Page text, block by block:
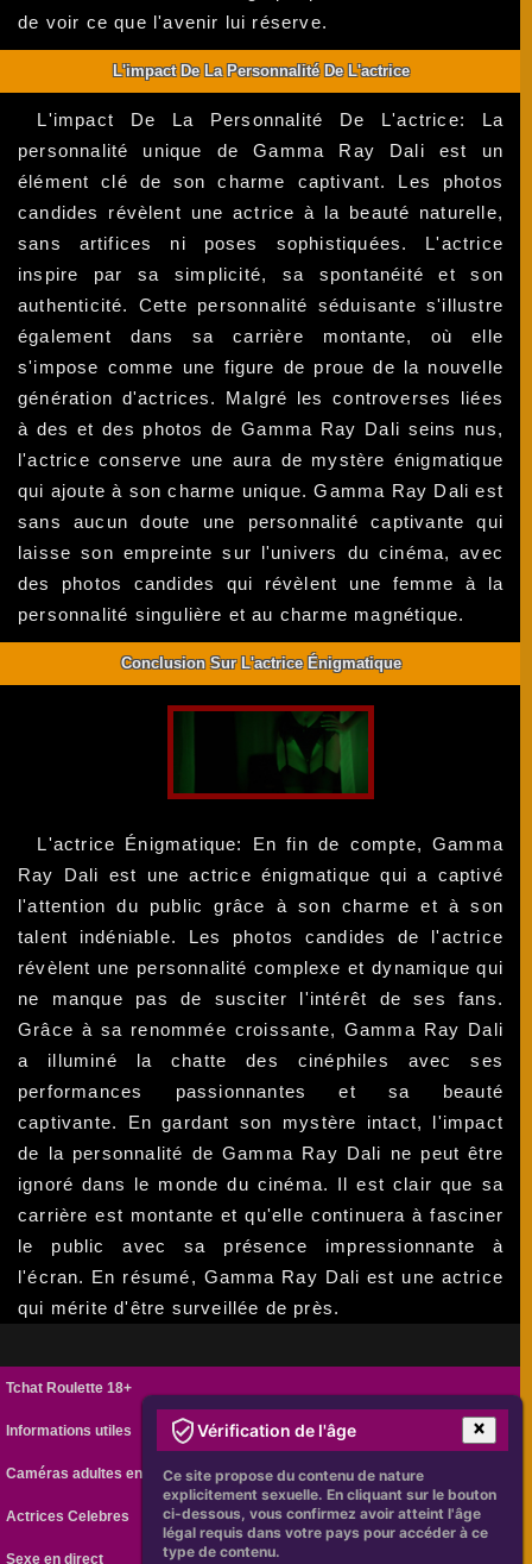
de voir ce que l'avenir lui réserve.
L'impact De La Personnalité De L'actrice
L'impact De La Personnalité De L'actrice: La
personnalité unique de Gamma Ray Dali est un
élément clé de son charme captivant. Les photos
candides révèlent une actrice à la beauté naturelle,
sans artifices ni poses sophistiquées. L'actrice
inspire par sa simplicité, sa spontanéité et son
authenticité. Cette personnalité séduisante s'illustre
également dans sa carrière montante, où elle
s'impose comme une figure de proue de la nouvelle
génération d'actrices. Malgré les controverses liées
à des et des photos de Gamma Ray Dali seins nus,
l'actrice conserve une aura de mystère énigmatique
qui ajoute à son charme unique. Gamma Ray Dali est
sans aucun doute une personnalité captivante qui
laisse son empreinte sur l'univers du cinéma, avec
des photos candides qui révèlent une femme à la
personnalité singulière et au charme magnétique.
Conclusion Sur L'actrice Énigmatique
L'actrice Énigmatique: En fin de compte, Gamma
Ray Dali est une actrice énigmatique qui a captivé
l'attention du public grâce à son charme et à son
talent indéniable. Les photos candides de l'actrice
révèlent une personnalité complexe et dynamique qui
ne manque pas de susciter l'intérêt de ses fans.
Grâce à sa renommée croissante, Gamma Ray Dali
a illuminé la chatte des cinéphiles avec ses
performances passionnantes et sa beauté
captivante. En gardant son mystère intact, l'impact
de la personnalité de Gamma Ray Dali ne peut être
ignoré dans le monde du cinéma. Il est clair que sa
carrière est montante et qu'elle continuera à fasciner
le public avec sa présence impressionnante à
l'écran. En résumé, Gamma Ray Dali est une actrice
qui mérite d'être surveillée de près.
Tchat Roulette 18+
Informations utiles
Caméras adultes en ligne
Actrices Celebres
Sexe en direct
Vérification de l'âge
Ce site propose du contenu de nature
explicitement sexuelle. En cliquant sur le bouton
ci-dessous, vous confirmez avoir atteint l'âge
légal requis dans votre pays pour accéder à ce
type de contenu.